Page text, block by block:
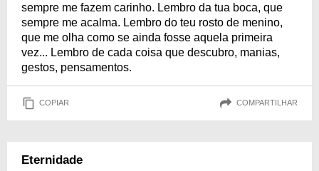
sempre me fazem carinho. Lembro da tua boca, que
sempre me acalma. Lembro do teu rosto de menino,
que me olha como se ainda fosse aquela primeira
vez... Lembro de cada coisa que descubro, manias,
gestos, pensamentos.
COPIAR COMPARTILHAR
Eternidade